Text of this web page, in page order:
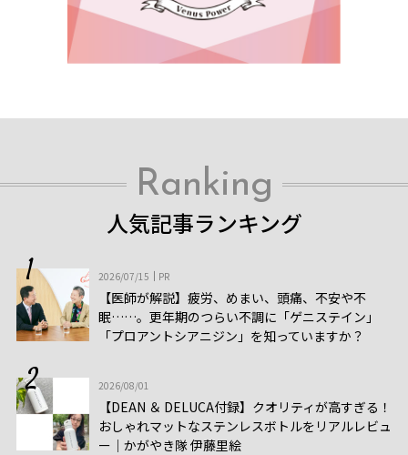
Ranking
人気記事ランキング
2026/07/15 PR
【医師が解説】疲労、めまい、頭痛、不安や不
眠……。更年期のつらい不調に「ゲニステイン」
「プロアントシアニジン」を知っていますか？
2026/08/01
【DEAN ＆ DELUCA付録】クオリティが高すぎる！
おしゃれマットなステンレスボトルをリアルレビュ
ー│かがやき隊 伊藤里絵